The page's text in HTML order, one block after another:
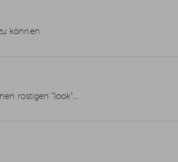
können
rostigen "look"...